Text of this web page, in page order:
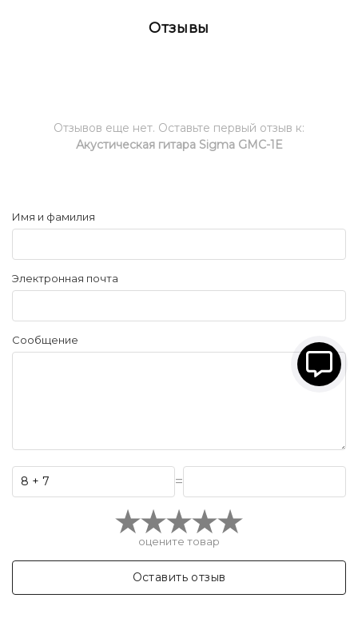
Отзывы
Отзывов еще нет. Оставьте первый отзыв к:
Акустическая гитара Sigma GMC-1E
Имя и фамилия
Электронная почта
Сообщение
=
оцените товар
Оставить отзыв